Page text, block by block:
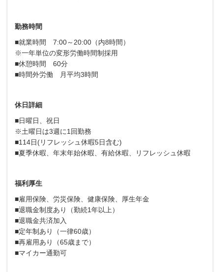
勤務時間
■就業時間 7:00～20:00（内8時間）
※一年単位の変形労働時間制採用
■休憩時間 60分
■時間外労働 月平均3時間
休日詳細
■日曜日、祝日
※土曜日は3週に1回勤務
■114日(リフレッシュ休暇5日含む)
■夏季休暇、年末年始休暇、有給休暇、リフレッシュ休暇
福利厚生
■雇用保険、労災保険、健康保険、厚生年金
■退職金制度あり（勤続1年以上）
■退職金共済加入
■定年制あり（一律60歳）
■再雇用あり（65歳まで）
■マイカー通勤可